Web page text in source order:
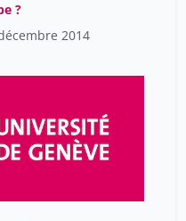
?
2014